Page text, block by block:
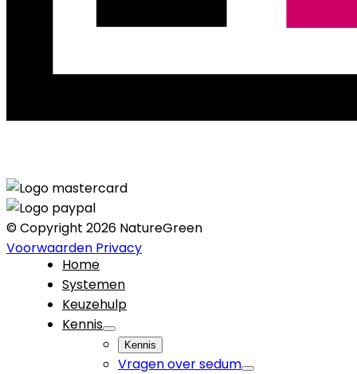
© Copyright 2026 NatureGreen
Voorwaarden Privacy
Home
Systemen
Keuzehulp
Kennis
Kennis
Vragen over sedum